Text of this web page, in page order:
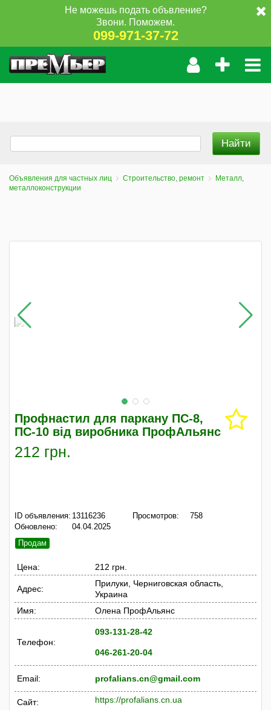
Не можешь подать объвление?
Звони. Поможем.
099-971-37-72
Объявления для частных лиц Строительство, ремонт
Металл,
металлоконструкции
Профнастил для паркану ПС-8,
ПС-10 від виробника ПрофАльянс
212 грн.
ID объявления: 13116236
Обновлено:
04.04.2025
Просмотров: 758
Продам
Цена: 212 грн.
Адрес:
Прилуки, Черниговская область,
Украина
Имя:
Олена ПрофАльянс
Телефон:
093-131-28-42
046-261-20-04
Email: profalians.cn@gmail.com
Сайт: https://profalians.cn.ua